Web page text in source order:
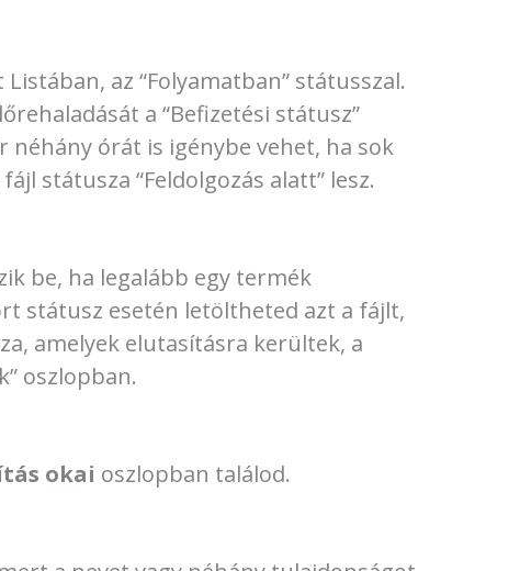
az “Folyamatban” státusszal.
a “Befizetési státusz”
néhány órát is igénybe vehet, ha sok
státusza “Feldolgozás alatt” lesz.
be, ha legalább egy termék
státusz esetén letöltheted azt a fájlt,
amelyek elutasításra kerültek, a
oszlopban.
okai oszlopban találod.